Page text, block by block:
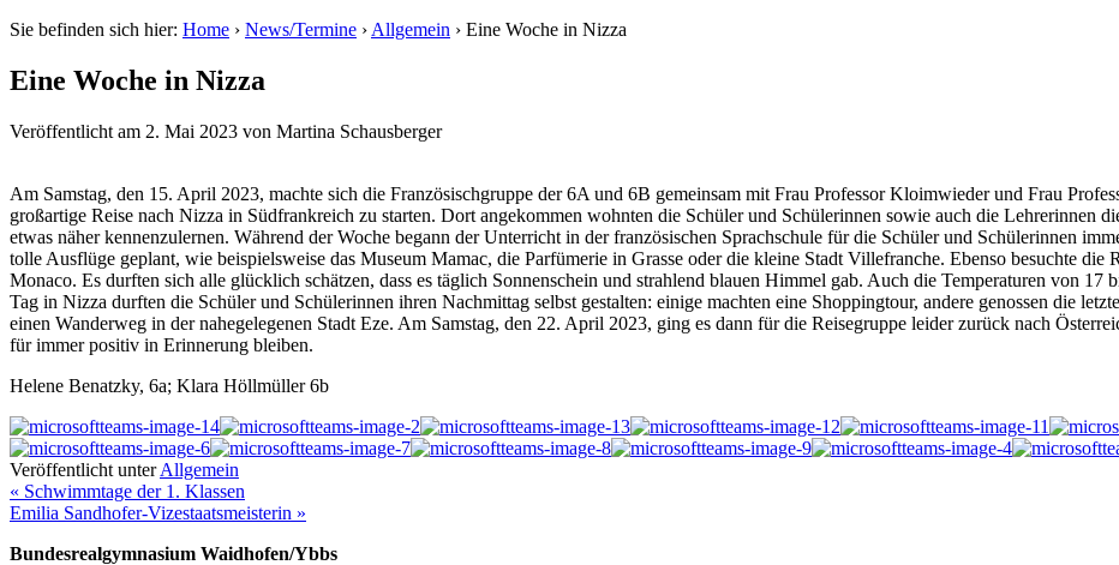
Sie befinden sich hier: Home › News/Termine › Allgemein › Eine Woche in Nizza
Eine Woche in Nizza
Veröffentlicht am 2. Mai 2023 von Martina Schausberger
Am Samstag, den 15. April 2023, machte sich die Französischgruppe der 6A und 6B gemeinsam mit Frau Professor Kloimwieder und Frau
großartige Reise nach Nizza in Südfrankreich zu starten. Dort angekommen wohnten die Schüler und Schülerinnen sowie auch die Lehrerinnen
etwas näher kennenzulernen. Während der Woche begann der Unterricht in der französischen Sprachschule für die Schüler und Schülerinnen
tolle Ausflüge geplant, wie beispielsweise das Museum Mamac, die Parfümerie in Grasse oder die kleine Stadt Villefranche. Ebenso besuchte die
Monaco. Es durften sich alle glücklich schätzen, dass es täglich Sonnenschein und strahlend blauen Himmel gab. Auch die Temperaturen von 17
Tag in Nizza durften die Schüler und Schülerinnen ihren Nachmittag selbst gestalten: einige machten eine Shoppingtour, andere genossen die
einen Wanderweg in der nahegelegenen Stadt Eze. Am Samstag, den 22. April 2023, ging es dann für die Reisegruppe leider zurück nach
für immer positiv in Erinnerung bleiben.
Helene Benatzky, 6a; Klara Höllmüller 6b
Veröffentlicht unterAllgemein
« Schwimmtage der 1. Klassen
Emilia Sandhofer-Vizestaatsmeisterin »
Bundesrealgymnasium Waidhofen/Ybbs